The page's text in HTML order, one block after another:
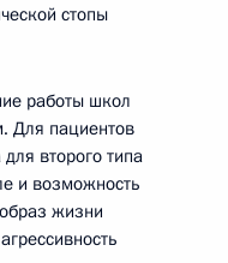
стопы
работы школ
Для пациентов
второго типа
и возможность
жизни